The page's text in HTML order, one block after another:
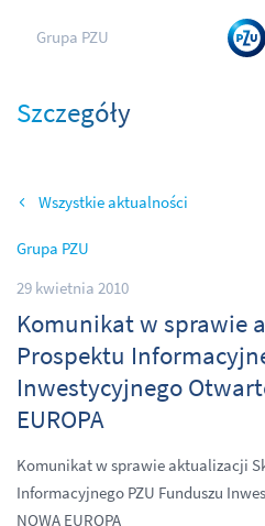
Grupa PZU
Szczegóły
Wszystkie aktualności
Grupa PZU
29 kwietnia 2010
Komunikat w sprawie
Prospektu
Inwestycyjnego
EUROPA
Komunikat w sprawie aktualizacji
Informacyjnego PZU Funduszu
NOWA EUROPA